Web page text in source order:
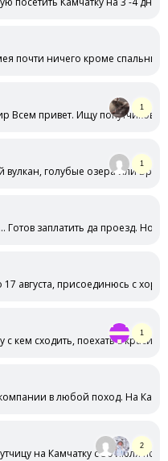
почти ничего кроме
Всем привет. Ищу попутчиков
1
голубые озера или
1
Готов заплатить да проезд.
17 августа, присоединюсь с
кем сходить, поехать в
1
в любой поход. На
на Камчатку с 30 июля по 10
2